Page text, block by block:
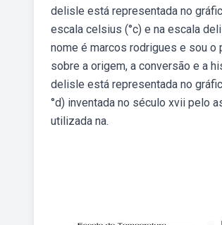
delisle está representada no
escala celsius (°c) e na escala
nome é marcos rodrigues e sou o
sobre a origem, a conversão e a
delisle está representada no
°d) inventada no século xvii pelo
utilizada na.